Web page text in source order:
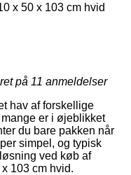
x 50 x 103 cm hvid
på 11 anmeldelser
hav af forskellige
er i øjeblikket
du bare pakken når
simpel, og typisk
ved køb af
103 cm hvid.